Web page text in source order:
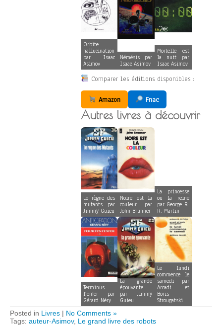
Orbite
hallucination
par Isaac
Asimov
Némésis par
Isaac Asimov
Mortelle est
la nuit par
Isaac Asimov
Comparer les éditions disponibles :
Amazon Fnac
Autres livres à découvrir
Le règne des
mutants par
Jimmy Guieu
Noire est la
couleur par
John Brunner
La princesse
ou la reine
par George R.
R. Martin
Terminus
l’enfer par
Gérard Néry
La grande
épouvante
par Jimmy
Guieu
Le lundi
commence le
samedi par
Arcadi et
Boris
Strougatski
Posted in Livres | No Comments »
Tags: auteur-Asimov, Le grand livre des robots